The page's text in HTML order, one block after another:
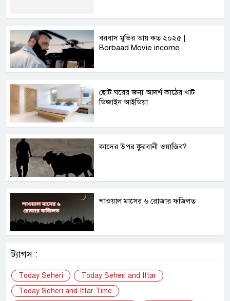
বরবাদ মুভির আয় কত ২০২৫ |
Borbaad Movie income
ছোট ঘরের জন্য আদর্শ কাঠের খাট
ডিজাইন আইডিয়া
কাদের উপর কুরবানী ওয়াজিব?
শাওয়াল মাসের ৬ রোজার ফজিলত
ট্যাগস :
Today Seheri
Today Seheri and Iftar
Today Seheri and Iftar Time